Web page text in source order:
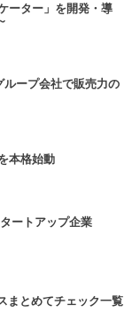
ーター」を開発・導
ループ会社で販売力の
本格始動
ートアップ企業
まとめてチェック一覧